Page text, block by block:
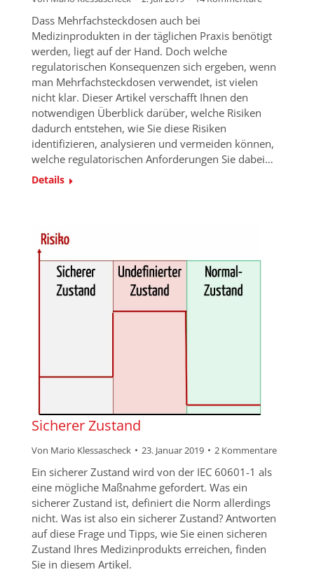
Dass Mehrfachsteckdosen auch bei
Medizinprodukten in der täglichen Praxis benötigt
werden, liegt auf der Hand. Doch welche
regulatorischen Konsequenzen sich ergeben, wenn
man Mehrfachsteckdosen verwendet, ist vielen
nicht klar. Dieser Artikel verschafft Ihnen den
notwendigen Überblick darüber, welche Risiken
dadurch entstehen, wie Sie diese Risiken
identifizieren, analysieren und vermeiden können,
welche regulatorischen Anforderungen Sie dabei…
Details
Sicherer Zustand
Von Mario Klessascheck 23. Januar 2019 2 Kommentare
Ein sicherer Zustand wird von der IEC 60601-1 als
eine mögliche Maßnahme gefordert. Was ein
sicherer Zustand ist, definiert die Norm allerdings
nicht. Was ist also ein sicherer Zustand? Antworten
auf diese Frage und Tipps, wie Sie einen sicheren
Zustand Ihres Medizinprodukts erreichen, finden
Sie in diesem Artikel.